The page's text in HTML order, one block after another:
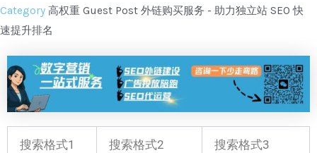
Category 高权重 Guest Post 外链购买服务 - 助力独立站 SEO 快
速提升排名
搜索格式1 搜索格式2 搜索格式3